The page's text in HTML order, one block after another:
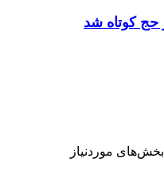
بخش‌های موردنیاز